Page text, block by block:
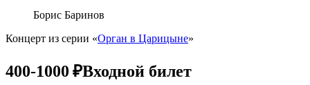
Борис Баринов
Концерт из серии «Орган в Царицыне»
400-1000 ₽Входной билет